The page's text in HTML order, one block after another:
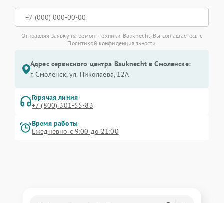
Отправляя заявку на ремонт техники Bauknecht, Вы соглашаетесь с
Политикой конфиденциальности
Адрес сервисного центра Bauknecht в Смоленске:
г. Смоленск, ул. Николаева, 12А
Горячая линия
+7 (800) 301-55-83
Время работы
Ежедневно с 9:00 до 21:00